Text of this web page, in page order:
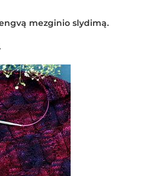
mezginio slydimą.